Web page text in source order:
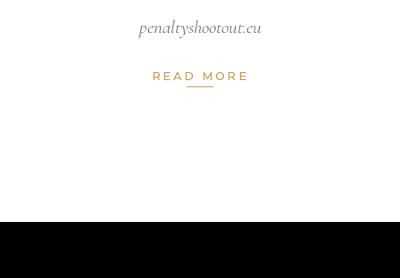
penaltyshootout.eu
READ MORE